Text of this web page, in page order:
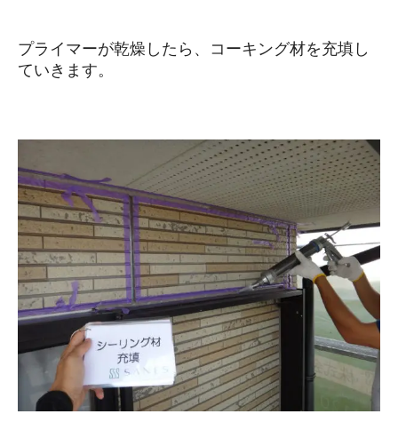
プライマーが乾燥したら、コーキング材を充填し
ていきます。